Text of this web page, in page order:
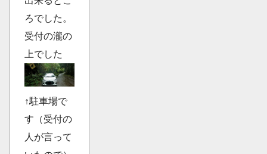
ろでした。
受付の瀧の
上でした
↑駐車場で
す（受付の
人が言って